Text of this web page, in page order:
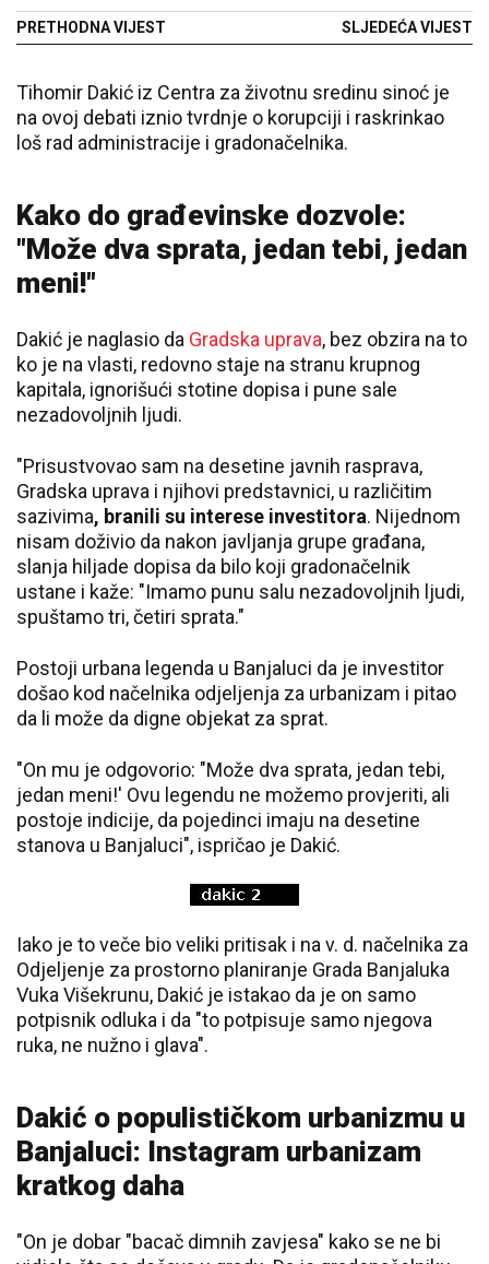
PRETHODNA VIJEST SLJEDEĆA VIJEST
Tihomir Dakić iz Centra za životnu sredinu sinoć je
na ovoj debati iznio tvrdnje o korupciji i raskrinkao
loš rad administracije i gradonačelnika.
Kako do građevinske dozvole:
"Može dva sprata, jedan tebi, jedan
meni!"
Dakić je naglasio da Gradska uprava, bez obzira na to
ko je na vlasti, redovno staje na stranu krupnog
kapitala, ignorišući stotine dopisa i pune sale
nezadovoljnih ljudi.
"Prisustvovao sam na desetine javnih rasprava,
Gradska uprava i njihovi predstavnici, u različitim
sazivima, branili su interese investitora. Nijednom
nisam doživio da nakon javljanja grupe građana,
slanja hiljade dopisa da bilo koji gradonačelnik
ustane i kaže: "Imamo punu salu nezadovoljnih ljudi,
spuštamo tri, četiri sprata."
Postoji urbana legenda u Banjaluci da je investitor
došao kod načelnika odjeljenja za urbanizam i pitao
da li može da digne objekat za sprat.
"On mu je odgovorio: "Može dva sprata, jedan tebi,
jedan meni!' Ovu legendu ne možemo provjeriti, ali
postoje indicije, da pojedinci imaju na desetine
stanova u Banjaluci", ispričao je Dakić.
Iako je to veče bio veliki pritisak i na v. d. načelnika za
Odjeljenje za prostorno planiranje Grada Banjaluka
Vuka Višekrunu, Dakić je istakao da je on samo
potpisnik odluka i da "to potpisuje samo njegova
ruka, ne nužno i glava".
Dakić o populističkom urbanizmu u
Banjaluci: Instagram urbanizam
kratkog daha
"On je dobar "bacač dimnih zavjesa" kako se ne bi